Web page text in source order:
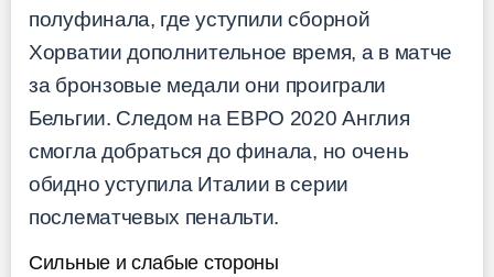
полуфинала, где уступили сборной
Хорватии дополнительное время, а в матче
за бронзовые медали они проиграли
Бельгии. Следом на ЕВРО 2020 Англия
смогла добраться до финала, но очень
обидно уступила Италии в серии
послематчевых пенальти.
Сильные и слабые стороны